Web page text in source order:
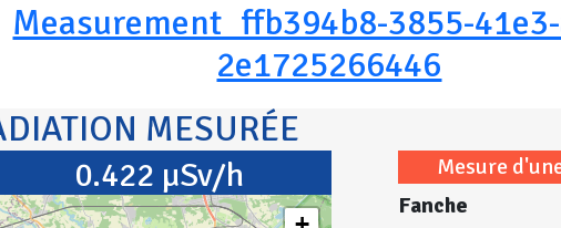
Measurement_ffb394b8-3855-
2e1725266446
MESURÉE
0.422 µSv/h
Mesure
Fanche